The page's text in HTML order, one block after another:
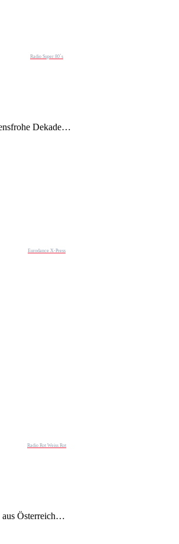
Radio Super 80´s
Dekade…
Eurodance X-Press
Radio Rot Weiss Rot
aus Österreich…